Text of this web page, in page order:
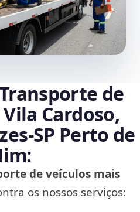
de
Cardoso,
Perto de
de veículos mais
os nossos serviços: